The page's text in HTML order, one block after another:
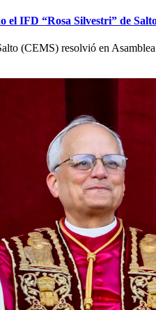
el IFD “Rosa Silvestri” de
(CEMS) resolvió en